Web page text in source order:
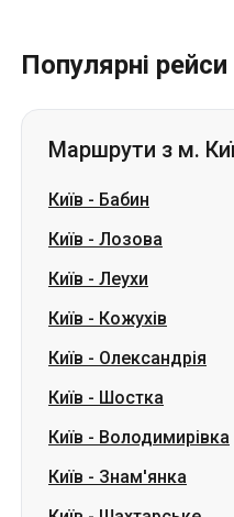
Популярні рейси
Маршрути з м.
Київ - Бабин
Київ - Лозова
Київ - Леухи
Київ - Кожухів
Київ - Олександрія
Київ - Шостка
Київ - Володимирівка
Київ - Знам'янка